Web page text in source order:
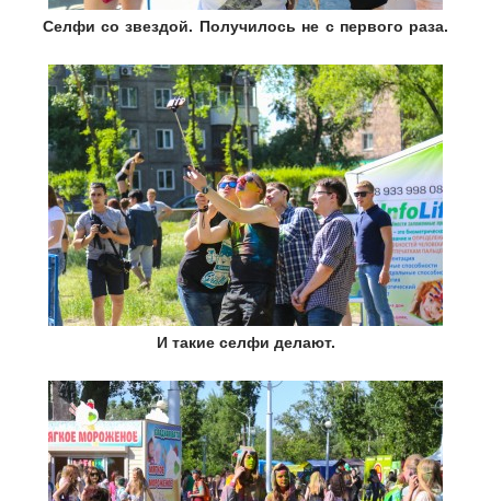
Селфи со звездой. Получилось не с первого раза.
И такие селфи делают.